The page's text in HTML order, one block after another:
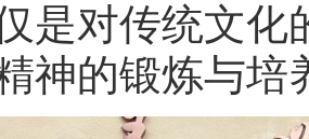
是对传统文化
神的锻炼与培